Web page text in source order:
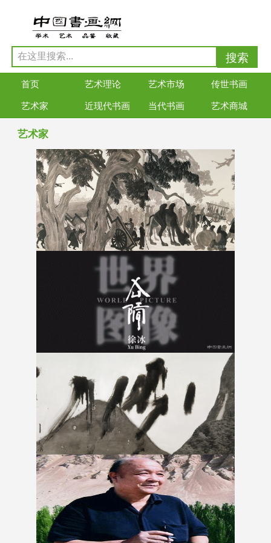
首页 艺术理论 艺术市场 传世书画
艺术家 近现代书画 当代书画 艺术商城
艺术家